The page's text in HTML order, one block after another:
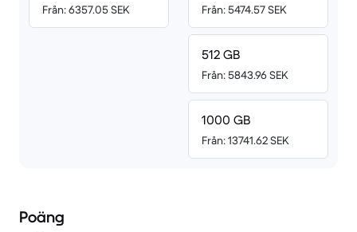
Från: 6357.05 SEK Från: 5474.57 SEK
512 GB
Från: 5843.96 SEK
1000 GB
Från: 13741.62 SEK
Poäng